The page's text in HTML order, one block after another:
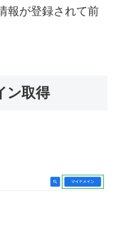
報が登録されて前
ン取得